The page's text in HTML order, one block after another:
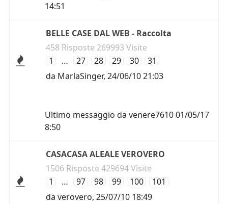
14:51
BELLE CASE DAL WEB - Raccolta
458 Risposte 269993 Visite
1
… 27 28 29 30
31
da MarlaSinger, 24/06/10 21:03
Ultimo messaggio da venere761001/05/17
8:50
CASACASA ALEALE VEROVERO
1506 Risposte 429694 Visite
1
… 97 98 99 100
101
da verovero, 25/07/10 18:49